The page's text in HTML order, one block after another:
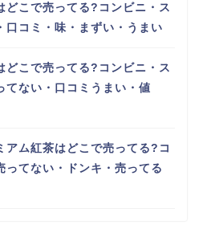
どこで売ってる?コンビニ・ス
口コミ・味・まずい・うまい
どこで売ってる?コンビニ・ス
てない・口コミうまい・値
アム紅茶はどこで売ってる?コ
ってない・ドンキ・売ってる